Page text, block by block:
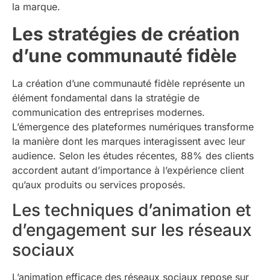
la marque.
Les stratégies de création
d’une communauté fidèle
La création d’une communauté fidèle représente un
élément fondamental dans la stratégie de
communication des entreprises modernes.
L’émergence des plateformes numériques transforme
la manière dont les marques interagissent avec leur
audience. Selon les études récentes, 88% des clients
accordent autant d’importance à l’expérience client
qu’aux produits ou services proposés.
Les techniques d’animation et
d’engagement sur les réseaux
sociaux
L’animation efficace des réseaux sociaux repose sur